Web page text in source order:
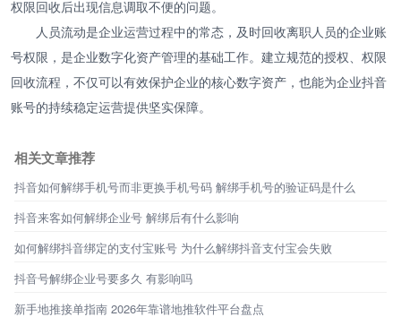
权限回收后出现信息调取不便的问题。
人员流动是企业运营过程中的常态，及时回收离职人员的企业账
号权限，是企业数字化资产管理的基础工作。建立规范的授权、权限
回收流程，不仅可以有效保护企业的核心数字资产，也能为企业抖音
账号的持续稳定运营提供坚实保障。
相关文章推荐
抖音如何解绑手机号而非更换手机号码 解绑手机号的验证码是什么
抖音来客如何解绑企业号 解绑后有什么影响
如何解绑抖音绑定的支付宝账号 为什么解绑抖音支付宝会失败
抖音号解绑企业号要多久 有影响吗
新手地推接单指南 2026年靠谱地推软件平台盘点